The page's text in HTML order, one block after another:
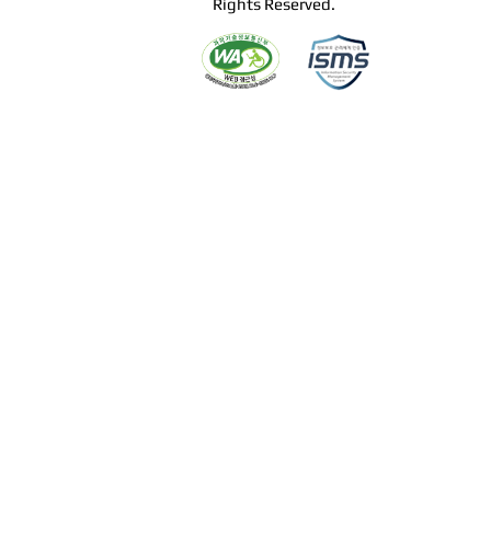
Rights Reserved.